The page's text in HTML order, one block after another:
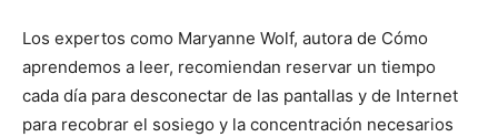
Los expertos como Maryanne Wolf, autora de Cómo
aprendemos a leer, recomiendan reservar un tiempo
cada día para desconectar de las pantallas y de Internet
para recobrar el sosiego y la concentración necesarios